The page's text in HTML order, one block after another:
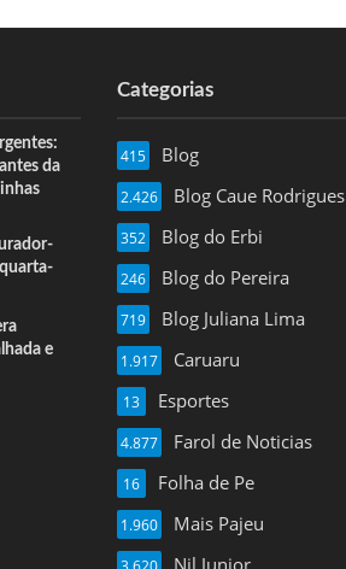
da
e
Categorias
Blog
415
Blog Caue Rodrigues
2.426
Blog do Erbi
352
Blog do Pereira
246
Blog Juliana Lima
719
Caruaru
1.917
Esportes
13
Farol de Noticias
4.877
Folha de Pe
16
Mais Pajeu
1.960
Nil Junior